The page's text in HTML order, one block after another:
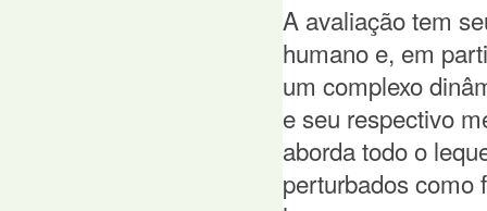
A avaliação tem
humano e, em
um complexo
e seu respectivo
aborda todo o
perturbados como